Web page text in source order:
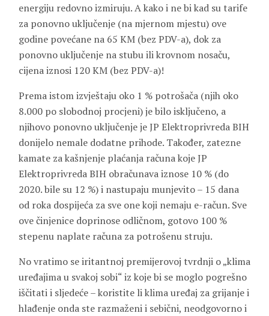
energiju redovno izmiruju. A kako i ne bi kad su tarife
za ponovno uključenje (na mjernom mjestu) ove
godine povećane na 65 KM (bez PDV-a), dok za
ponovno uključenje na stubu ili krovnom nosaču,
cijena iznosi 120 KM (bez PDV-a)!
Prema istom izvještaju oko 1 % potrošača (njih oko
8.000 po slobodnoj procjeni) je bilo isključeno, a
njihovo ponovno uključenje je JP Elektroprivreda BIH
donijelo nemale dodatne prihode. Također, zatezne
kamate za kašnjenje plaćanja računa koje JP
Elektroprivreda BIH obračunava iznose 10 % (do
2020. bile su 12 %) i nastupaju munjevito – 15 dana
od roka dospijeća za sve one koji nemaju e-račun. Sve
ove činjenice doprinose odličnom, gotovo 100 %
stepenu naplate računa za potrošenu struju.
No vratimo se iritantnoj premijerovoj tvrdnji o „klima
uređajima u svakoj sobi“ iz koje bi se moglo pogrešno
iščitati i sljedeće – koristite li klima uređaj za grijanje i
hlađenje onda ste razmaženi i sebični, neodgovorno i